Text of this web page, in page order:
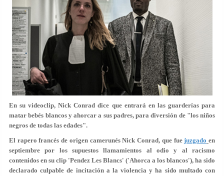
En su videoclip, Nick Conrad dice que entrará en las guarderías para
matar bebés blancos y ahorcar a sus padres, para diversión de "los niños
negros de todas las edades".
El rapero francés de origen camerunés Nick Conrad, que fuejuzgado en
septiembre por los supuestos llamamientos al odio y al racismo
contenidos en su clip 'Pendez Les Blancs' ('Ahorca a los blancos'), ha sido
declaradoculpable de incitación a la violenciay ha sido multado con